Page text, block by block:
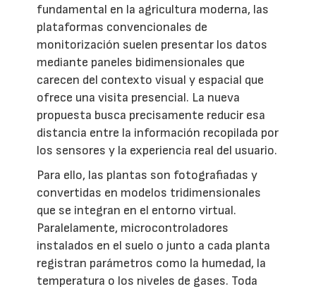
fundamental en la agricultura moderna, las
plataformas convencionales de
monitorización suelen presentar los datos
mediante paneles bidimensionales que
carecen del contexto visual y espacial que
ofrece una visita presencial. La nueva
propuesta busca precisamente reducir esa
distancia entre la información recopilada por
los sensores y la experiencia real del usuario.
Para ello, las plantas son fotografiadas y
convertidas en modelos tridimensionales
que se integran en el entorno virtual.
Paralelamente, microcontroladores
instalados en el suelo o junto a cada planta
registran parámetros como la humedad, la
temperatura o los niveles de gases. Toda